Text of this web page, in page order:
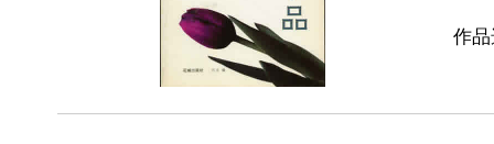
作